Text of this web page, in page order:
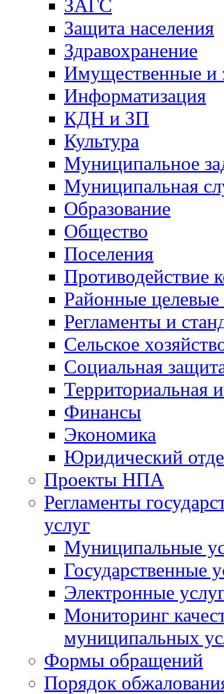
ЗАГС
Защита населения
Здравохранение
Имущественные и
Информатизация
КДН и ЗП
Культура
Муниципальное
Муниципальная
Образование
Общество
Поселения
Противодействие
Районные
Регламенты и
Сельское
Социальная
Территориальная
Финансы
Экономика
Юридический
Проекты НПА
Регламенты
услуг
Муниципальные
Государственные
Электронные
Мониторинг
муниципальных
Формы обращений
Порядок